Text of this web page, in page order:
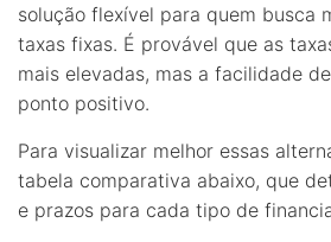
solução flexível para quem busca
taxas fixas. É provável que as
mais elevadas, mas a facilidade
ponto positivo.
Para visualizar melhor essas
tabela comparativa abaixo, que
e prazos para cada tipo de